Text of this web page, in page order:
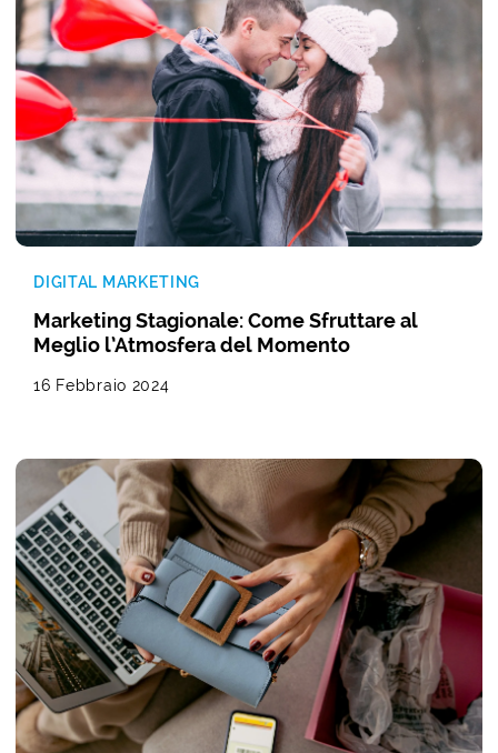
DIGITAL MARKETING
Marketing Stagionale: Come Sfruttare al
Meglio l’Atmosfera del Momento
16 Febbraio 2024